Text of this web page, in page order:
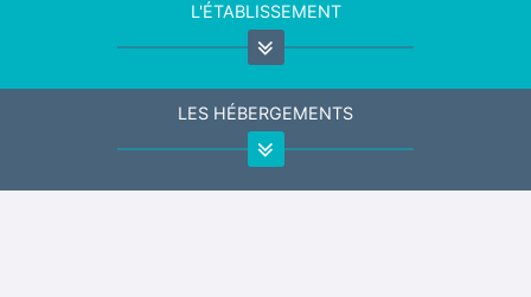
L'ÉTABLISSEMENT
LES HÉBERGEMENTS